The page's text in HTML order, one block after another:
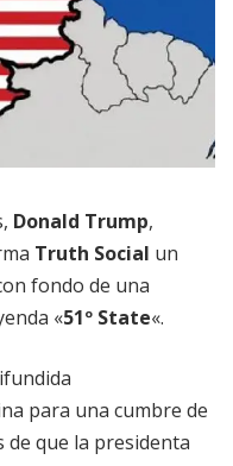
Donald Trump,
Truth Social un
fondo de una
«51º State«.
para una cumbre de
que la presidenta